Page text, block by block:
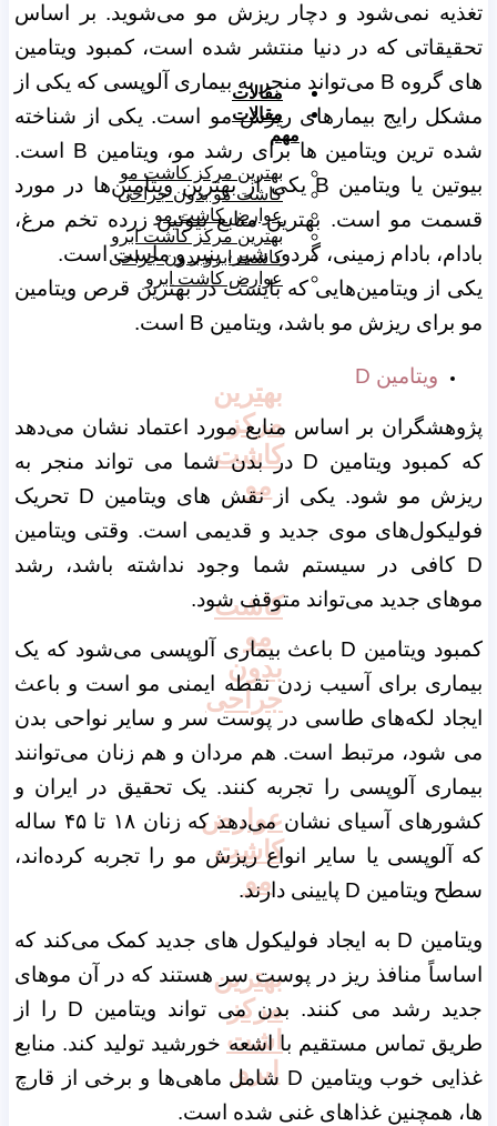
مقالات
مقالات
مهم
بهترین مرکز کاشت مو
کاشت مو بدون جراحی
عوارض کاشت مو
بهترین مرکز کاشت ابرو
کاشت ابرو بدون جراحی
عوارض کاشت ابرو
بهترین
مرکز
کاشت
مو
کاشت
مو
بدون
جراحی
عوارض
کاشت
مو
بهترین
مرکز
اشت
ابرو
تغذیه نمی‌شود و دچار ریزش مو می‌شوید. بر اساس
تحقیقاتی که در دنیا منتشر شده است، کمبود ویتامین
های گروه B می‌تواند منجر به بیماری آلوپسی که یکی از
مشکل رایج بیمارهای ریزش مو است. یکی از شناخته
شده ترین ویتامین ها برای رشد مو، ویتامین B است.
بیوتین یا ویتامین B یکی از بهترین ویتامین‌ها در مورد
قسمت مو است. بهترین منابع بیوتین زرده تخم مرغ،
بادام، بادام زمینی، گردو، شیر، پنیر و ماست است.
یکی از ویتامین‌هایی که بایست در بهترین قرص ویتامین
مو برای ریزش مو باشد، ویتامین B است.
ویتامین D
پژوهشگران بر اساس منابع مورد اعتماد نشان می‌دهد
که کمبود ویتامین D در بدن شما می تواند منجر به
ریزش مو شود. یکی از نقش های ویتامین D تحریک
فولیکول‌های موی جدید و قدیمی است. وقتی ویتامین
D کافی در سیستم شما وجود نداشته باشد، رشد
موهای جدید می‌تواند متوقف شود.
کمبود ویتامین D باعث بیماری آلوپسی می‌شود که یک
بیماری برای آسیب زدن نقطه ایمنی مو است و باعث
ایجاد لکه‌های طاسی در پوست سر و سایر نواحی بدن
می شود، مرتبط است. هم مردان و هم زنان می‌توانند
بیماری آلوپسی را تجربه کنند. یک تحقیق در ایران و
کشورهای آسیای نشان می‌دهد که زنان ۱۸ تا ۴۵ ساله
که آلوپسی یا سایر انواع ریزش مو را تجربه کرده‌اند،
سطح ویتامین D پایینی دارند.
ویتامین D به ایجاد فولیکول های جدید کمک می‌کند که
اساساً منافذ ریز در پوست سر هستند که در آن موهای
جدید رشد می کنند. بدن می تواند ویتامین D را از
طریق تماس مستقیم با اشعه خورشید تولید کند. منابع
غذایی خوب ویتامین D شامل ماهی‌ها و برخی از قارچ
ها، همچنین غذاهای غنی شده است.